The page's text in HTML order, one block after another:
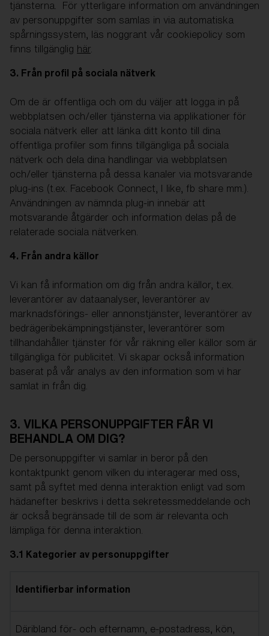
tjänsterna. För ytterligare information om användningen
av personuppgifter som samlas in via automatiska
spårningssystem, läs noggrant vår cookiepolicy som
finns tillgänglig här
3. Från profil på sociala nätverk
Om de är offentliga och om du väljer att logga in på
webbplatsen och/eller tjänsterna via applikationer för
sociala nätverk eller att länka ditt konto till dina
offentliga profiler som finns tillgängliga på sociala
nätverk och dela dina handlingar via webbplatsen
och/eller tjänsterna på dessa kanaler via motsvarande
plug-ins (t.ex. Facebook Connect, I like, fb share mm.).
Användningen av nämnda plug-in innebär att
motsvarande åtgärder och information delas på de
relaterade sociala nätverken.
4. Från andra källor
Vi kan få information om dig från andra källor, t.ex.
leverantörer av dataanalyser, leverantörer av
marknadsförings- eller annonstjänster, leverantörer av
bedrägeribekämpningstjänster, leverantörer som
tillhandahåller tjänster för vår räkning eller källor som är
tillgängliga för publicitet. Vi skapar också information
baserat på vår analys av den information som vi har
samlat in från dig.
3. VILKA PERSONUPPGIFTER FÅR VI
BEHANDLA OM DIG?
De personuppgifter vi samlar in beror på den
kontaktpunkt genom vilken du interagerar med oss,
samt på syftet med denna interaktion enligt vad som
hädanefter beskrivs i detta sekretessmeddelande och
är också begränsade till de som är relevanta och
lämpliga för denna interaktion.
3.1 Kategorier av personuppgifter
Identifierbar information
Däribland för- och efternamn, e-postadress, kön,